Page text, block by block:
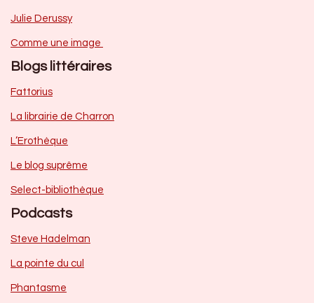
Julie Derussy
Comme une image
Blogs littéraires
Fattorius
La librairie de Charron
L’Erothèque
Le blog suprême
Select-bibliothèque
Podcasts
Steve Hadelman
La pointe du cul
Phantasme